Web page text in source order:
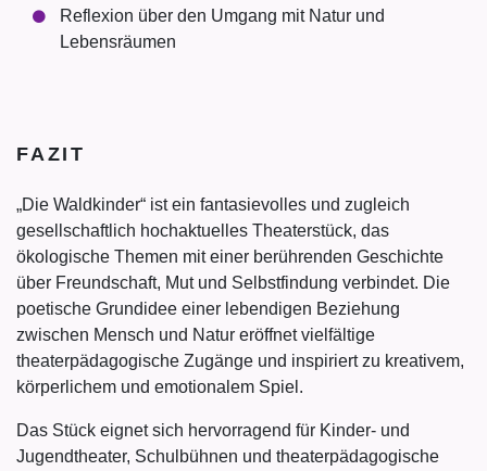
Reflexion über den Umgang mit Natur und
Lebensräumen
FAZIT
„Die Waldkinder“ ist ein fantasievolles und zugleich
gesellschaftlich hochaktuelles Theaterstück, das
ökologische Themen mit einer berührenden Geschichte
über Freundschaft, Mut und Selbstfindung verbindet. Die
poetische Grundidee einer lebendigen Beziehung
zwischen Mensch und Natur eröffnet vielfältige
theaterpädagogische Zugänge und inspiriert zu kreativem,
körperlichem und emotionalem Spiel.
Das Stück eignet sich hervorragend für Kinder- und
Jugendtheater, Schulbühnen und theaterpädagogische